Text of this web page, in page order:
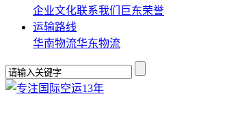
企业文化联系我们 巨东荣誉
运输路线
华南物流华东物流